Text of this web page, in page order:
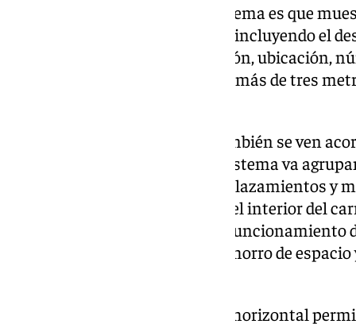
Otra de las ventajas de este sistema es que
completa de cada prescripción, incluyendo el
producto, cantidad de medicación, ubicación,
pedido, de una manera visible a más de tres
Los tiempos de preparación también se ven
ya que a lo largo del tiempo el sistema va
rotación para evitar largos desplazamientos y
preparación. De esta forma, en el interior del
existencias necesarias para el
semanas, con el consiguiente ahorro de
En definitiva, el nuevo carrusel horizontal